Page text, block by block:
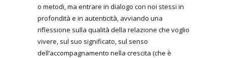
o metodi, ma entrare in dialogo con noi stessi in
profondità e in autenticità, avviando una
riflessione sulla qualità della relazione che voglio
vivere, sul suo significato, sul senso
dell’accompagnamento nella crescita (che è